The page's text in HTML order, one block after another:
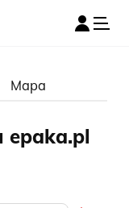
Mapa
epaka.pl